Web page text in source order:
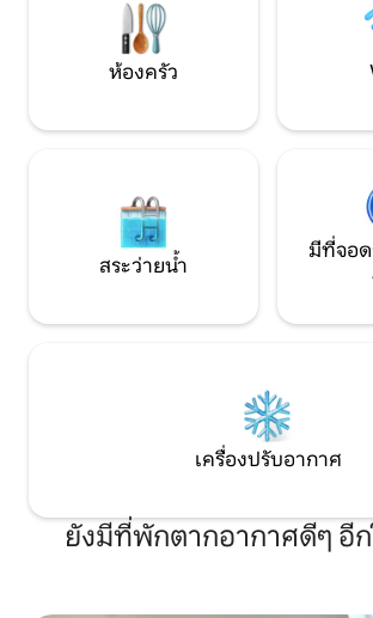
จะมอบประสบการณ์นี้และเป็นไปตามวิสัย
ห้องครัว
สระว่ายน้ำ
มีที่จอ
เครื่องปรับอากาศ
ยังมีที่พักตากอากาศดีๆ อีก